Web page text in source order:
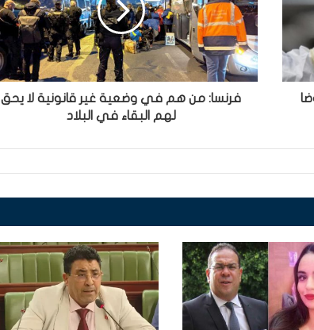
فرنسا: من هم في وضعية غير قانونية لا يحق
لهم البقاء في البلاد